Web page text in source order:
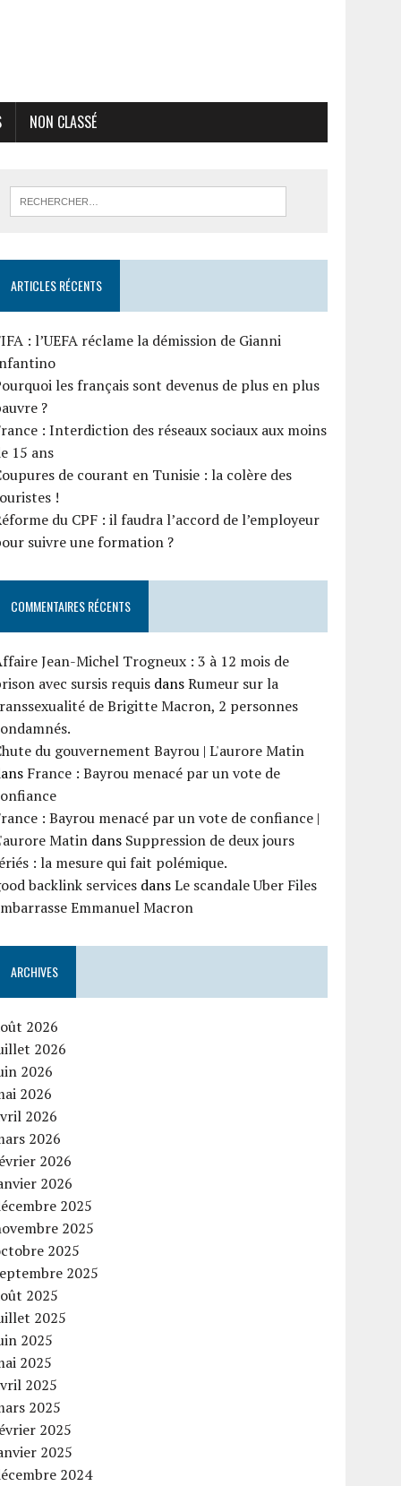
NON CLASSÉ
ARTICLES RÉCENTS
: l’UEFA réclame la démission de Gianni
les français sont devenus de plus en plus
?
: Interdiction des réseaux sociaux aux moins
15 ans
de courant en Tunisie : la colère des
!
du CPF : il faudra l’accord de l’employeur
suivre une formation ?
COMMENTAIRES RÉCENTS
Jean-Michel Trogneux : 3 à 12 mois de
avec sursis requis dansRumeur sur la
de Brigitte Macron, 2 personnes
du gouvernement Bayrou | L'aurore Matin
France : Bayrou menacé par un vote de
: Bayrou menacé par un vote de confiance |
Matin dans Suppression de deux jours
: la mesure qui fait polémique.
backlink services dansLe scandale Uber Files
Emmanuel Macron
ARCHIVES
2026
2026
2026
2026
2026
2026
2026
2026
2025
2025
2025
2025
2025
2025
2025
2025
2025
2025
2025
2025
2024